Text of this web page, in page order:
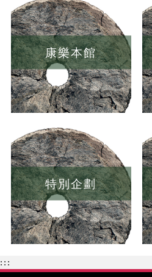
康樂本館
特別企劃
:::